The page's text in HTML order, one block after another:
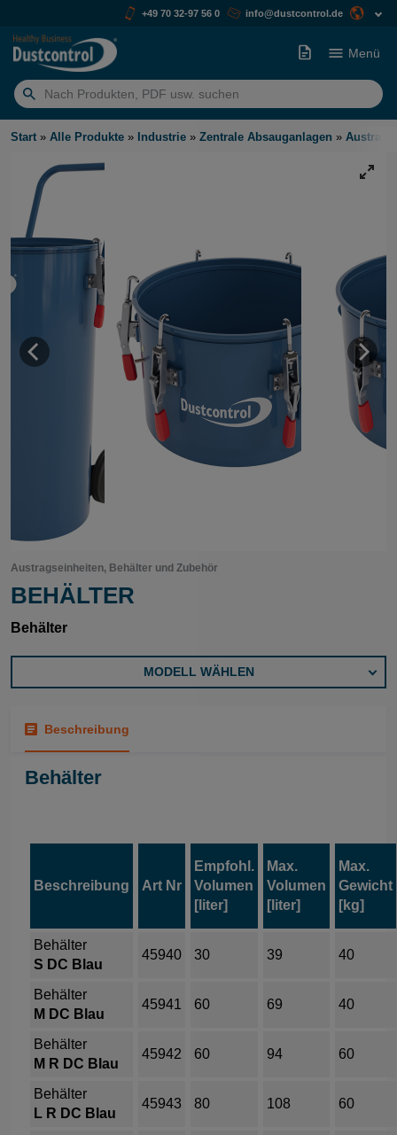
+49 70 32-97 56 0 info@dustcontrol.de
Suchen
nach:
Menü
Start » Alle Produkte » Industrie » Zentrale Absauganlagen »
Austragseinheiten, Behälter und Zubehör
BEHÄLTER
Behälter
MODELL WÄHLEN
Beschreibung
Behälter
Beschreibung Art Nr
Empfohl.
Volumen
[liter]
Max.
Volumen
[liter]
Max.
Gewicht
[kg]
Behälter
S DC Blau
45940 30 39 40
Behälter
M DC Blau
45941 60 69 40
Behälter
M R DC Blau
45942 60 94 60
Behälter
L R DC Blau
45943 80 108 60